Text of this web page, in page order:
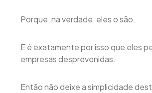
Porque, na verdade, eles o são.
E é exatamente por isso que eles
empresas desprevenidas.
Então não deixe a simplicidade